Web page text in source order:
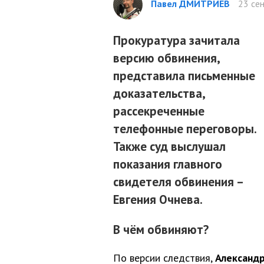
Павел ДМИТРИЕВ 23
Прокуратура зачитала
версию обвинения,
представила письменные
доказательства,
рассекреченные
телефонные переговоры.
Также суд выслушал
показания главного
свидетеля обвинения –
Евгения Очнева.
В чём обвиняют?
По версии следствия,